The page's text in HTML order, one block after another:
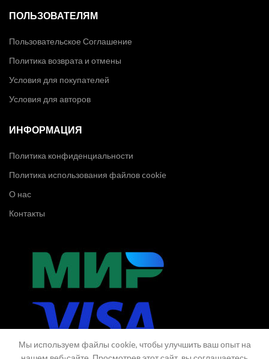
ПОЛЬЗОВАТЕЛЯМ
Пользовательское Соглашение
Политика возврата и отмены
Условия для покупателей
Условия для авторов
ИНФОРМАЦИЯ
Политика конфиденциальности
Политика использования файлов cookie
О нас
Контакты
Мы используем файлы cookie, чтобы улучшить ваш опыт на